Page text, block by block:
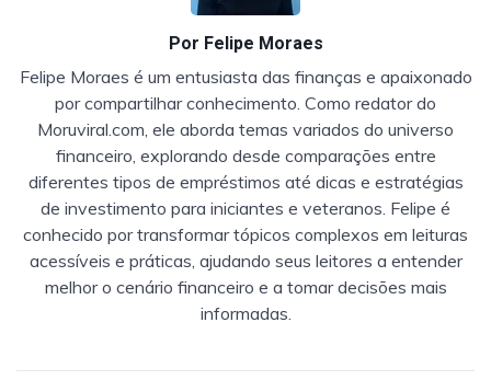
Por Felipe Moraes
Felipe Moraes é um entusiasta das finanças e apaixonado
por compartilhar conhecimento. Como redator do
Moruviral.com, ele aborda temas variados do universo
financeiro, explorando desde comparações entre
diferentes tipos de empréstimos até dicas e estratégias
de investimento para iniciantes e veteranos. Felipe é
conhecido por transformar tópicos complexos em leituras
acessíveis e práticas, ajudando seus leitores a entender
melhor o cenário financeiro e a tomar decisões mais
informadas.